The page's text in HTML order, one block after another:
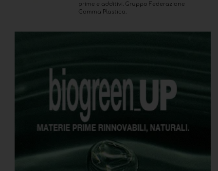
prime e additivi. Gruppo Federazione
Gomma Plastica.